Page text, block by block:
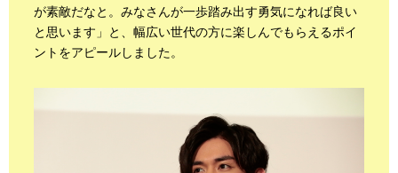
が素敵だなと。みなさんが一歩踏み出す勇気になれば良い
と思います」と、幅広い世代の方に楽しんでもらえるポイ
ントをアピールしました。